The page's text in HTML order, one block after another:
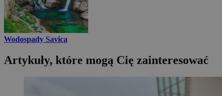
Wodospady Savica
Artykuły, które mogą Cię zainteresować